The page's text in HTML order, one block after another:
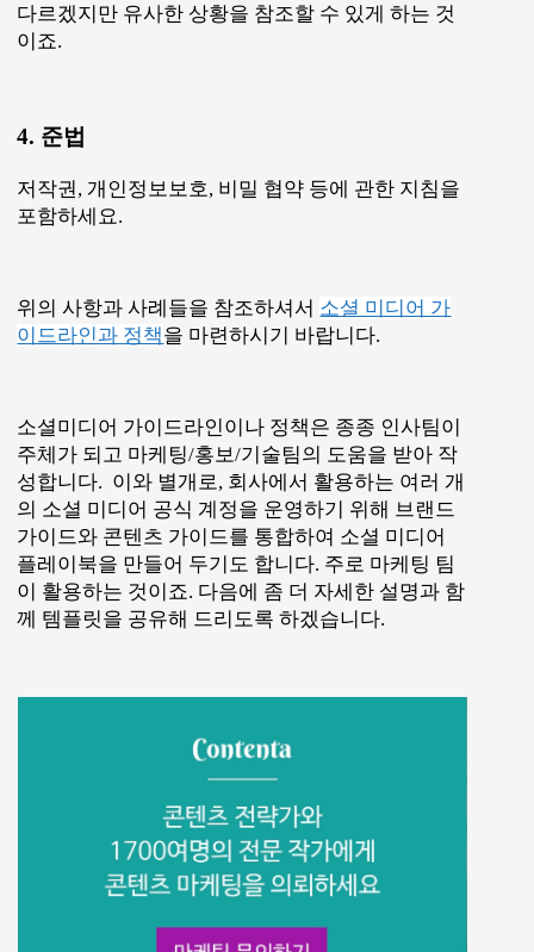
다르겠지만 유사한 상황을 참조할 수 있게 하는 것
이죠.
4. 준법
저작권, 개인정보보호, 비밀 협약 등에 관한 지침을
포함하세요.
위의 사항과 사례들을 참조하셔서 소셜 미디어 가
이드라인과 정책을 마련하시기 바랍니다.
소셜미디어 가이드라인이나 정책은 종종 인사팀이
주체가 되고 마케팅/홍보/기술팀의 도움을 받아 작
성합니다. 이와 별개로, 회사에서 활용하는 여러 개
의 소셜 미디어 공식 계정을 운영하기 위해 브랜드
가이드와 콘텐츠 가이드를 통합하여 소셜 미디어
플레이북을 만들어 두기도 합니다. 주로 마케팅 팀
이 활용하는 것이죠. 다음에 좀 더 자세한 설명과 함
께 템플릿을 공유해 드리도록 하겠습니다.